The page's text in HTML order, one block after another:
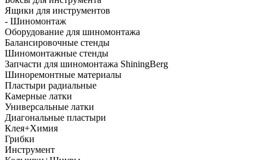
Ящики для инструментов
- Шиномонтаж
Оборудование для шиномонтажа
Балансировочные стенды
Шиномонтажные стенды
Запчасти для шиномонтажа ShiningBerg
Шиноремонтные материалы
Пластыри радиальные
Камерные латки
Универсальные латки
Диагональные пластыри
Клея+Химия
Грибки
Инструмент